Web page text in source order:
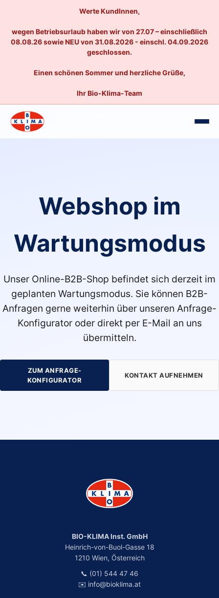
Werte KundInnen,
wegen Betriebsurlaub haben wir von 27.07 – einschließlich
08.08.26 sowie NEU von 31.08.2026 - einschl. 04.09.2026
geschlossen.
Einen schönen Sommer und herzliche Grüße,
Ihr Bio-Klima-Team
Webshop im
Wartungsmodus
Unser Online-B2B-Shop befindet sich derzeit im
geplanten Wartungsmodus. Sie können B2B-
Anfragen gerne weiterhin über unseren Anfrage-
Konfigurator oder direkt per E-Mail an uns
übermitteln.
ZUM ANFRAGE-
KONFIGURATOR
KONTAKT AUFNEHMEN
BIO-KLIMA Inst. GmbH
Heinrich-von-Buol-Gasse 18
1210 Wien, Österreich
📞 (01) 544 47 46
✉️ info@bioklima.at